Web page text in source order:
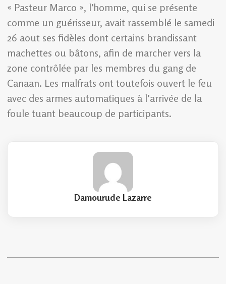
« Pasteur Marco », l’homme, qui se présente
comme un guérisseur, avait rassemblé le samedi
26 aout ses fidèles dont certains brandissant
machettes ou bâtons, afin de marcher vers la
zone contrôlée par les membres du gang de
Canaan. Les malfrats ont toutefois ouvert le feu
avec des armes automatiques à l’arrivée de la
foule tuant beaucoup de participants.
Damourude Lazarre